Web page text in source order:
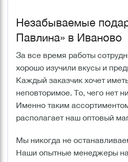
Незабываемые
Павлина» в Иваново
За все время работы
хорошо изучили вкусы и
Каждый заказчик хочет
неповторимое. То, чего нет
Именно таким
располагает наш оптовый
Мы никогда не
Наши опытные менеджеры